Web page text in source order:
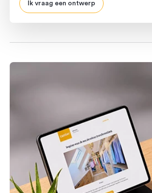
Ik vraag een ontwerp